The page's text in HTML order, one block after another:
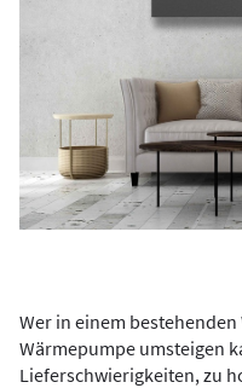
Wer in einem
Wärmepumpe umsteigen
Lieferschwierigkeiten, zu